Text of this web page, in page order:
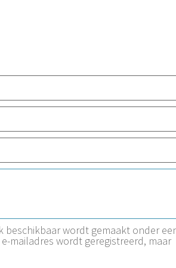
beschikbaar wordt gemaakt onder
mailadres wordt geregistreerd, maar